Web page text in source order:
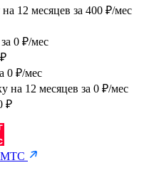
12 месяцев за 400 ₽/мес
за 0 ₽/мес
0 ₽/мес
на 12 месяцев за 0 ₽/мес
₽
МТС